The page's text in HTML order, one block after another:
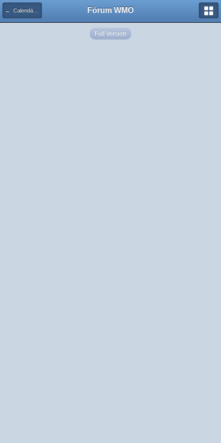
← Calendário de Eventos Fórum WMO
Full Version